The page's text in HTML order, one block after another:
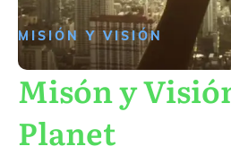
MISIÓN Y VISIÓN
Misón y
Planet